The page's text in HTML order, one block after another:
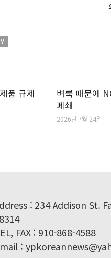
품 규제
벼룩 때문에
폐쇄
2026년 7월 24일
: 234 Addison St.
FAX : 910-868-4588
: